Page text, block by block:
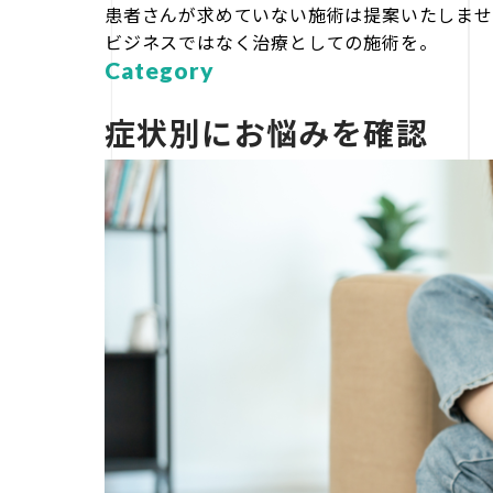
患者さんが求めていない施術は提案いたしま
ビジネスではなく治療としての施術を。
Category
症状別にお悩みを確認